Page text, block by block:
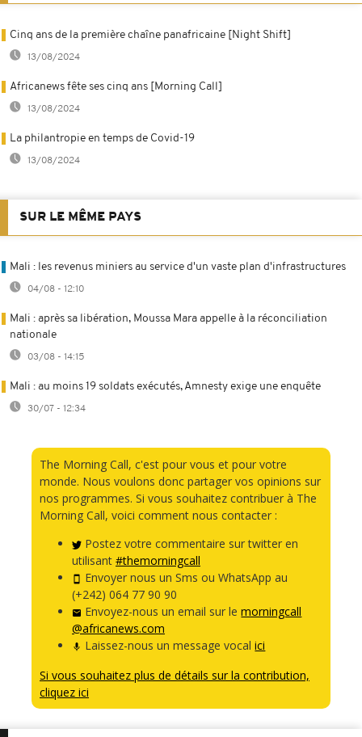
Cinq ans de la première chaîne panafricaine [Night Shift]
13/08/2024
Africanews fête ses cinq ans [Morning Call]
13/08/2024
La philantropie en temps de Covid-19
13/08/2024
SUR LE MÊME PAYS
Mali : les revenus miniers au service d'un vaste plan d'infrastructures
04/08 - 12:10
Mali : après sa libération, Moussa Mara appelle à la réconciliation
nationale
03/08 - 14:15
Mali : au moins 19 soldats exécutés, Amnesty exige une enquête
30/07 - 12:34
The Morning Call, c'est pour vous et pour votre
monde. Nous voulons donc partager vos opinions sur
nos programmes. Si vous souhaitez contribuer à The
Morning Call, voici comment nous contacter :
Postez votre commentaire sur twitter en
utilisant #themorningcall
Envoyer nous un Sms ou WhatsApp au
(+242) 064 77 90 90
Envoyez-nous un email sur lemorningcall
@africanews.com
Laissez-nous un message vocalici
Si vous souhaitez plus de détails sur la contribution,
cliquez ici